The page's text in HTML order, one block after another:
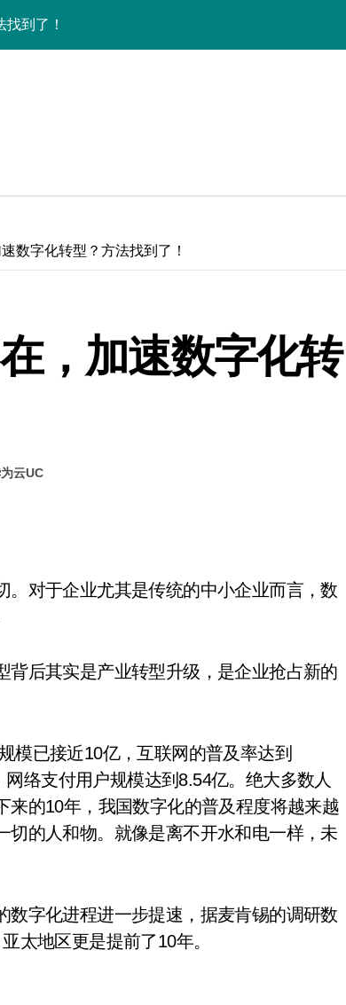
到了！
到了！
到了！
到了！
找到了！
找到了！
数字化转型？方法找到了！
，加速数字化转
云UC
对于企业尤其是传统的中小企业而言，数
后其实是产业转型升级，是企业抢占新的
已接近10亿，互联网的普及率达到
络支付用户规模达到8.54亿。绝大多数人
的10年，我国数字化的普及程度将越来越
的人和物。就像是离不开水和电一样，未
字化进程进一步提速，据麦肯锡的调研数
太地区更是提前了10年。